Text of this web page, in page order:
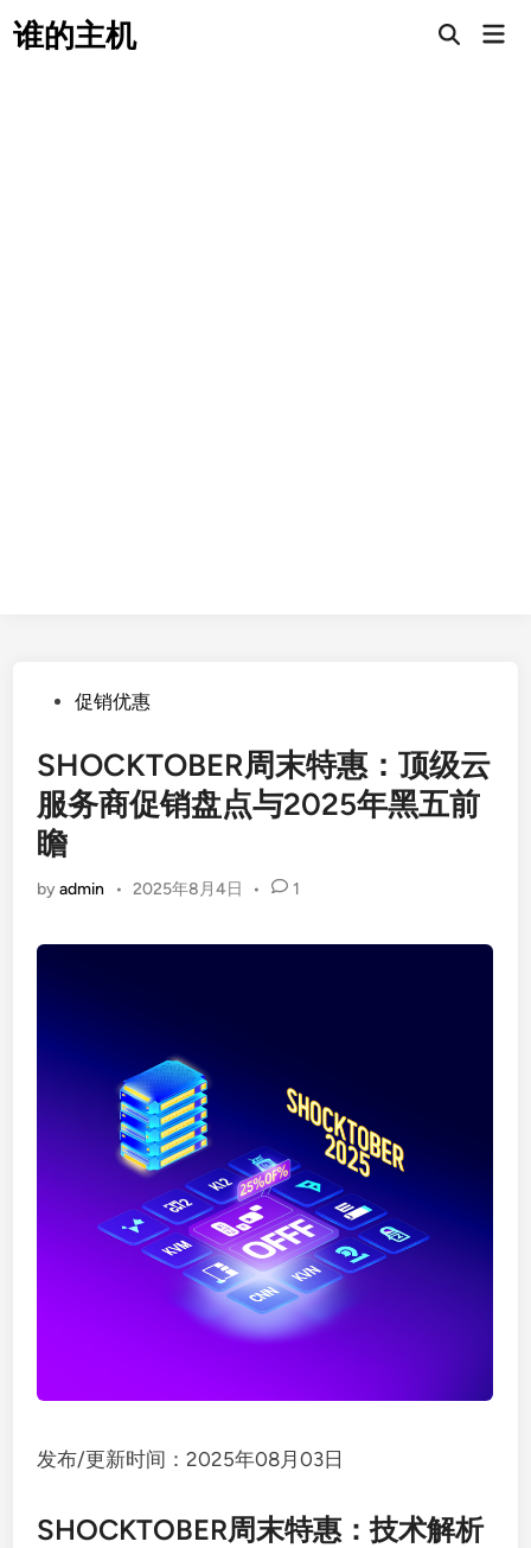
to谁的主机
Open
Posted促销优惠
SHOCKTOBER周末特惠：顶级云
服务商促销盘点与2025年黑五前
瞻
byadmin • 2025年8月4日 • 1
发布/更新时间：2025年08月03日
SHOCKTOBER周末特惠：技术解析